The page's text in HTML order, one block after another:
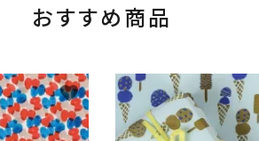
おすすめ商品
favorite